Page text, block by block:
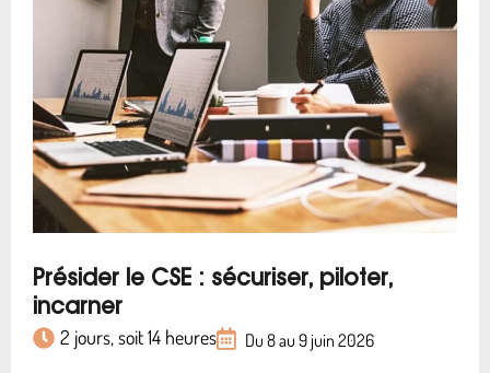
Présider le CSE : sécuriser, piloter,
incarner
2 jours, soit 14 heures Du 8 au 9 juin 2026